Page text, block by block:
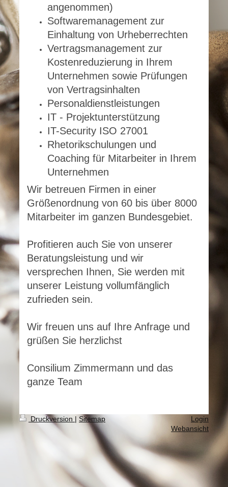
angenommen)
Softwaremanagement zur
Einhaltung von Urheberrechten
Vertragsmanagement zur
Kostenreduzierung in Ihrem
Unternehmen sowie Prüfungen
von Vertragsinhalten
Personaldienstleistungen
IT - Projektunterstützung
IT-Security ISO 27001
Rhetorikschulungen und
Coaching für Mitarbeiter in Ihrem
Unternehmen
Wir betreuen Firmen in einer
Größenordnung von 60 bis über 8000
Mitarbeiter im ganzen Bundesgebiet.
Profitieren auch Sie von unserer
Beratungsleistung und wir
versprechen Ihnen, Sie werden mit
unserer Leistung vollumfänglich
zufrieden sein.
Wir freuen uns auf Ihre Anfrage und
grüßen Sie herzlichst
Consilium Zimmermann und das
ganze Team
Druckversion | Sitemap
Login
Webansicht